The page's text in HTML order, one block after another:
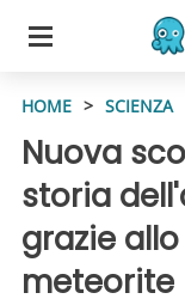
HOME > SCIENZA
Nuova
storia
grazie
meteorite